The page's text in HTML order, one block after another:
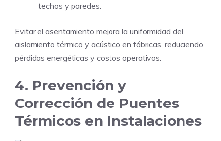
techos y paredes.
Evitar el asentamiento mejora la uniformidad del
aislamiento térmico y acústico en fábricas, reduciendo
pérdidas energéticas y costos operativos.
4. Prevención y
Corrección de Puentes
Térmicos en Instalaciones